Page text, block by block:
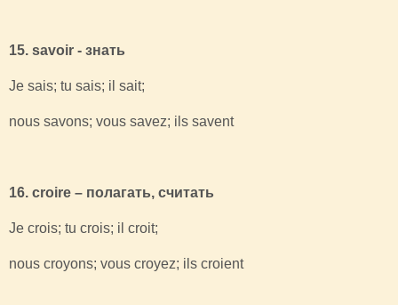
15. savoir - знать
Je sais; tu sais; il sait;
nous savons; vous savez; ils savent
16. croire – полагать, считать
Je crois; tu crois; il croit;
nous croyons; vous croyez; ils croient